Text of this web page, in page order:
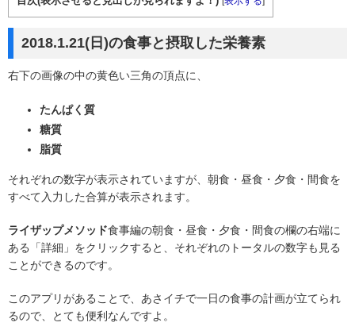
2018.1.21(日)の食事と摂取した栄養素
右下の画像の中の黄色い三角の頂点に、
たんぱく質
糖質
脂質
それぞれの数字が表示されていますが、朝食・昼食・夕食・間食を
すべて入力した合算が表示されます。
ライザップメソッド食事編の朝食・昼食・夕食・間食の欄の右端に
ある「詳細」をクリックすると、それぞれのトータルの数字も見る
ことができるのです。
このアプリがあることで、あさイチで一日の食事の計画が立てられ
るので、とても便利なんですよ。